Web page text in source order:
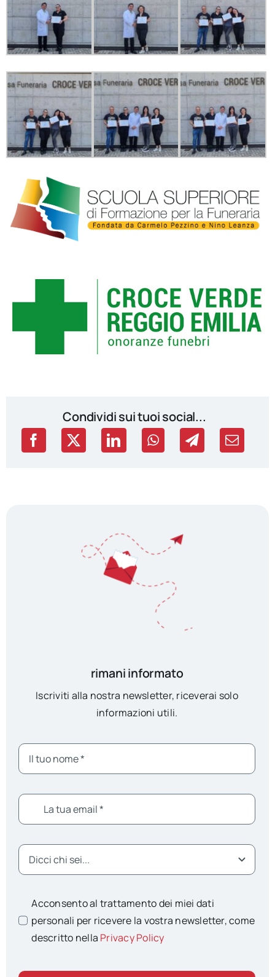
Condividi sui tuoi social...
rimani informato
Iscriviti alla nostra newsletter, riceverai solo
informazioni utili.
Acconsento al trattamento dei miei dati
personali per ricevere la vostra newsletter, come
descritto nella Privacy Policy